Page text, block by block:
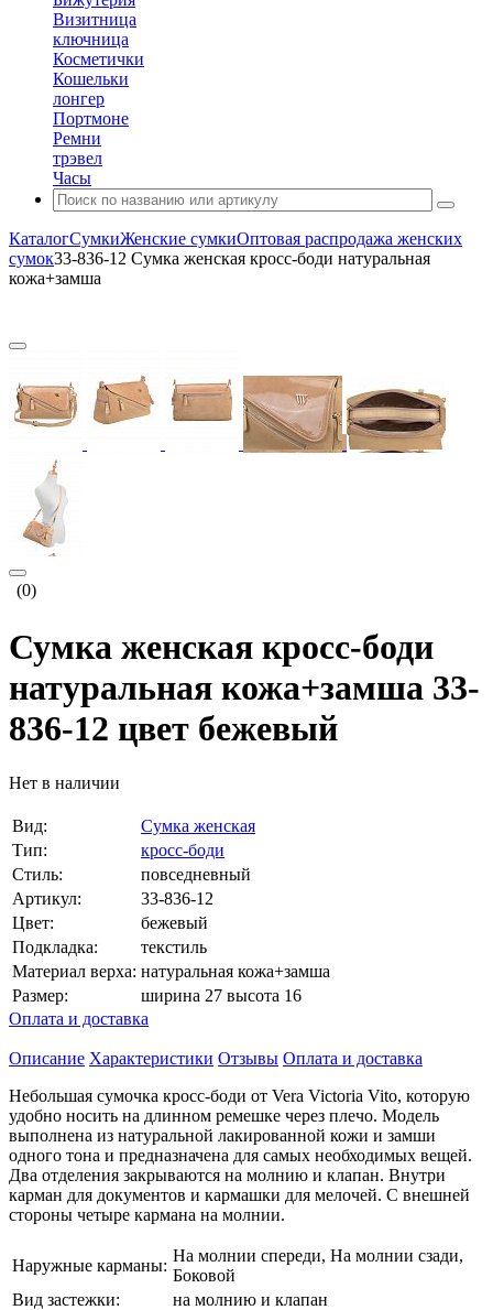
Визитница
ключница
Косметички
Кошельки
лонгер
Портмоне
Ремни
трэвел
Часы
КаталогСумкиЖенские сумкиОптовая распродажа женских
сумок33-836-12 Сумка женская кросс-боди натуральная
кожа+замша
(0)
Сумка женская кросс-боди
натуральная кожа+замша 33-
836-12 цвет бежевый
Нет в наличии
Вид:
Сумка женская
Тип:
кросс-боди
Стиль:
повседневный
Артикул:
33-836-12
Цвет:
бежевый
Подкладка:
текстиль
Материал верха: натуральная кожа+замша
Размер:
ширина 27 высота 16
Оплата и доставка
Описание Характеристики Отзывы Оплата и доставка
Небольшая сумочка кросс-боди от Vera Victoria Vito, которую
удобно носить на длинном ремешке через плечо. Модель
выполнена из натуральной лакированной кожи и замши
одного тона и предназначена для самых необходимых вещей.
Два отделения закрываются на молнию и клапан. Внутри
карман для документов и кармашки для мелочей. С внешней
стороны четыре кармана на молнии.
Наружные карманы:
На молнии спереди, На молнии сзади,
Боковой
Вид застежки:
на молнию и клапан